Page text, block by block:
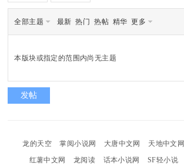
全部主题 最新 热门 热帖 精华 更多
本版块或指定的范围内尚无主题
发帖
龙的天空 掌阅小说网 大唐中文网 天地中文网
红薯中文网
龙阅读 话本小说网 SF轻小说